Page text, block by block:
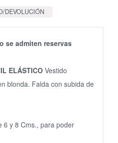
DEVOLUCIÓN
se admiten reservas
ELÁSTICO Vestido
blonda. Falda con subida de
6 y 8 Cms., para poder